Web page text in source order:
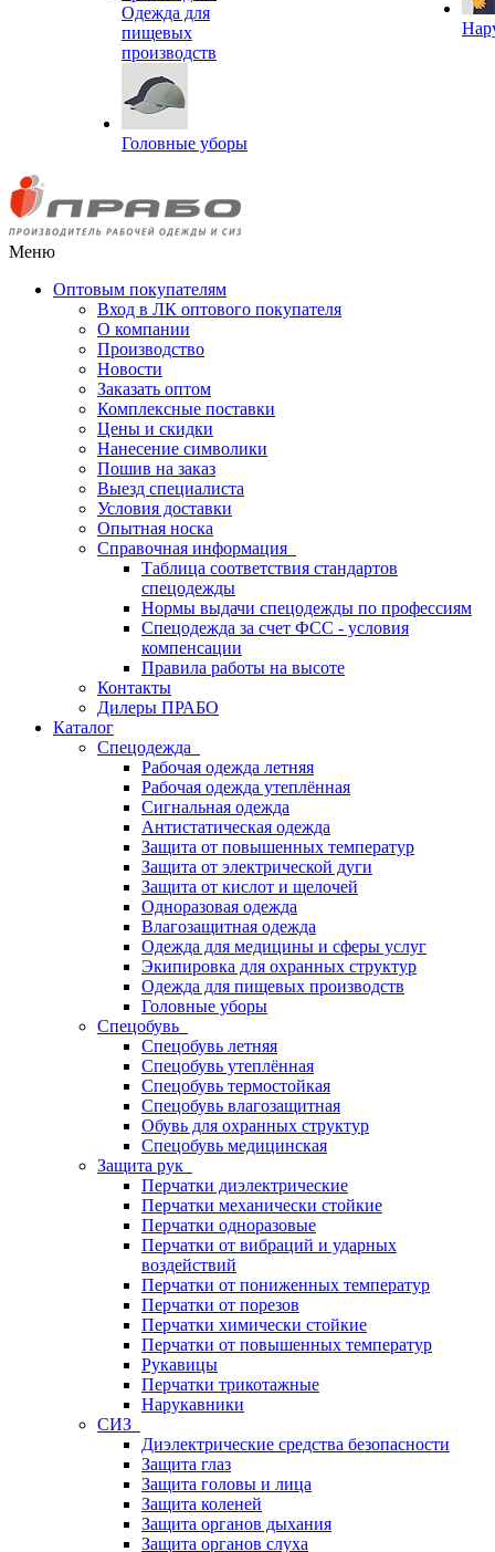
Одежда для
пищевых
производств
Головные уборы
Меню
Оптовым покупателям
Вход в ЛК оптового покупателя
О компании
Производство
Новости
Заказать оптом
Комплексные поставки
Цены и скидки
Нанесение символики
Пошив на заказ
Выезд специалиста
Условия доставки
Опытная носка
Справочная информация
Таблица соответствия стандартов
спецодежды
Нормы выдачи спецодежды по профессиям
Спецодежда за счет ФСС - условия
компенсации
Правила работы на высоте
Контакты
Дилеры ПРАБО
Каталог
Спецодежда
Рабочая одежда летняя
Рабочая одежда утеплённая
Сигнальная одежда
Антистатическая одежда
Защита от повышенных температур
Защита от электрической дуги
Защита от кислот и щелочей
Одноразовая одежда
Влагозащитная одежда
Одежда для медицины и сферы услуг
Экипировка для охранных структур
Одежда для пищевых производств
Головные уборы
Спецобувь
Спецобувь летняя
Спецобувь утеплённая
Спецобувь термостойкая
Спецобувь влагозащитная
Обувь для охранных структур
Спецобувь медицинская
Защита рук
Перчатки диэлектрические
Перчатки механически стойкие
Перчатки одноразовые
Перчатки от вибраций и ударных
воздействий
Перчатки от пониженных температур
Перчатки от порезов
Перчатки химически стойкие
Перчатки от повышенных температур
Рукавицы
Перчатки трикотажные
Нарукавники
СИЗ
Диэлектрические средства безопасности
Защита глаз
Защита головы и лица
Защита коленей
Защита органов дыхания
Защита органов слуха